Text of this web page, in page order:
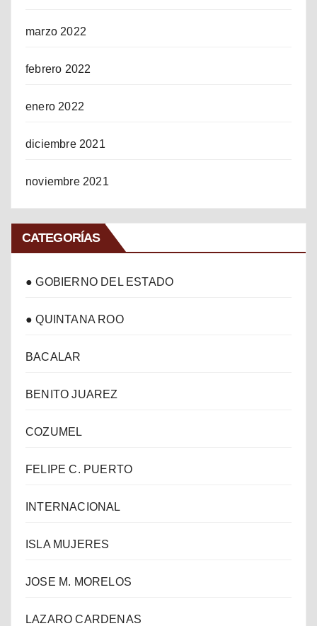
marzo 2022
febrero 2022
enero 2022
diciembre 2021
noviembre 2021
CATEGORÍAS
● GOBIERNO DEL ESTADO
● QUINTANA ROO
BACALAR
BENITO JUAREZ
COZUMEL
FELIPE C. PUERTO
INTERNACIONAL
ISLA MUJERES
JOSE M. MORELOS
LAZARO CARDENAS